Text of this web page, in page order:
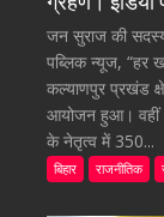
जन सुराज की
पब्लिक न्यूज, “हर
कल्याणपुर प्रखंड
आयोजन हुआ। वहीं
के नेतृत्व में 350...
बिहार राजनीतिक